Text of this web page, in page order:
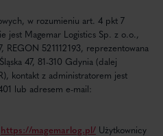
w rozumieniu art. 4 pkt 7
jest Magemar Logistics Sp. z o.o.,
REGON 521112193, reprezentowana
47, 81-310 Gdynia (dalej
kontakt z administratorem jest
lub adresem e-mail:
https://magemarlog.pl/ Użytkownicy